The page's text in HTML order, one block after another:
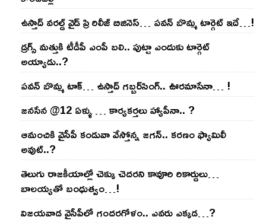
ఉస్తాద్ వ‌ర‌ల్డ్ వైడ్ ప్రి రిలీజ్ బిజినెస్‌… ప‌వ‌న్ బొమ్మ టార్గెట్ ఇదే…!
డ్రగ్స్ మత్తుకి టీడీపీ ఎంపీ బలి.. పుట్టా ఎందుకు టార్గెట్
అయ్యాడు..?
ప‌వ‌న్ బొమ్మ టాక్‌… ఉస్తాద్ గ‌బ్బ‌ర్‌సింగ్‌.. ఊర‌మాసేనా… !
జనసేన @12 ఏళ్ళు … కార్యకర్తలు హ్యాపీనా.. ?
ఆమంచికి వైసీపీ కండువా వేస్తోన్న జ‌గ‌న్‌.. క‌ర‌ణం ఫ్యామిలీ
అవుట్‌..?
తెలుగు రాజ‌కీయాల్లో చెక్కు చెద‌ర‌ని కావూరి రికార్డులు…
బాల‌య్యతో బంధుత్వం…!
విజ‌య‌వాడ వైసీపీలో గంద‌ర‌గోళం.. ఎవ‌రు ఎక్క‌డ‌…?